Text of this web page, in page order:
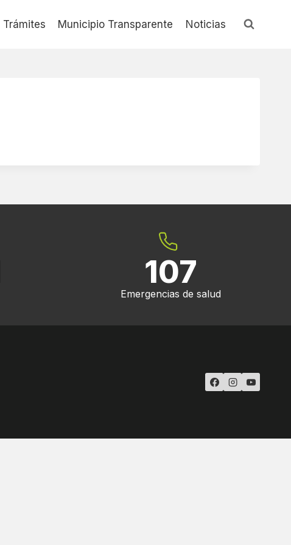
Trámites Municipio Transparente Noticias
107
Emergencias de salud